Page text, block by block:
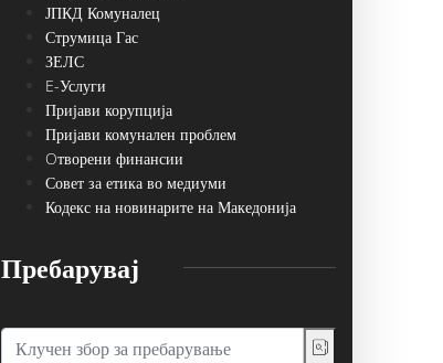
ЈПКД Комуналец
Струмица Гас
ЗЕЛС
E-Услуги
Пријави корупција
Пријави комунален проблем
Oтворени финансии
Совет за етика во медиуми
Кодекс на новинарите на Македонија
Пребарувај